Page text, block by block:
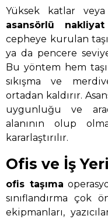
Yüksek katlar
asansörlü nakliyat
cepheye kurulan
ya da pencere
Bu yöntem hem
sıkışma ve
ortadan kaldırır.
uygunluğu ve
alanının olup
kararlaştırılır.
Ofis ve İş Yeri
ofis taşıma
sınıflandırma çok
ekipmanları,